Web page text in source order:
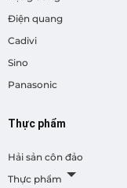
Điện quang
Cadivi
Sino
Panasonic
Thực phẩm
Hải sản côn đảo
Thực phẩm